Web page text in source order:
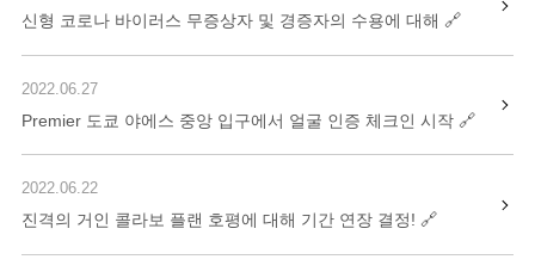
신형 코로나 바이러스 무증상자 및 경증자의 수용에 대해
2022.06.27
Premier 도쿄 야에스 중앙 입구에서 얼굴 인증 체크인 시작
2022.06.22
진격의 거인 콜라보 플랜 호평에 대해 기간 연장 결정!